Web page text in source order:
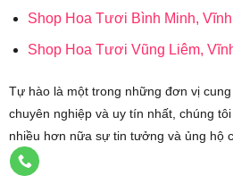
Shop Hoa Tươi Bình Minh,
Shop Hoa Tươi Vũng Liêm,
Tự hào là một trong những đơn vị
chuyên nghiệp và uy tín nhất, chúng
nhiều hơn nữa sự tin tưởng và ủng hộ